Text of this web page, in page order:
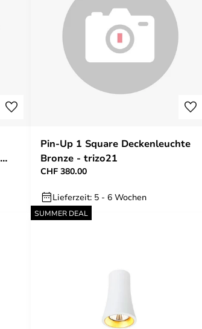
Pin-Up 1 Square Deckenleuchte
Bronze - trizo21
CHF 380.00
Lieferzeit: 5 - 6 Wochen
SUMMER DEAL